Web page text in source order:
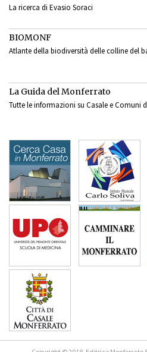
La ricerca di Evasio Soraci
BIOMONF
Atlante della biodiversità delle colline del
La Guida del Monferrato
Tutte le informazioni su Casale e Comuni